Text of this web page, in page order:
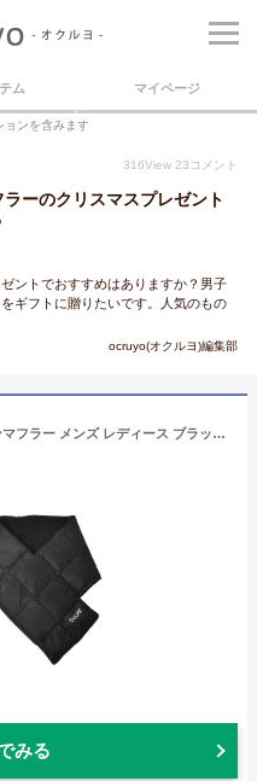
ム マイページ
ョンを含みます
316View 23 コメント
ーのクリスマスプレゼント
ントでおすすめはありますか？男子
ギフトに贈りたいです。人気のもの
ocruyo(オクルヨ)編集部
タイオン マフラー TAION ダウンマフラー メンズ レディース ブラック 黒 ネイビー 紺 アイボリー グレー ベージュ グリーン 緑 パープル 紫 ブルー 青 BASIC DOWN SCARF TAION-201A ダウン フリース マフラー 防寒 撥水 保温 カジュアル
みる